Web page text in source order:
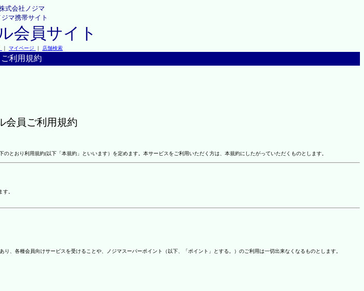
式会社ノジマ
ジマ携帯サイト
会員サイト
｜ マイページ ｜ 店舗検索
ご利用規約
会員ご利用規約
おり利用規約(以下「本規約」といいます）を定めます。本サービスをご利用いただく方は、本規約にしたがっていただくものとします。
。
各種会員向けサービスを受けることや、ノジマスーパーポイント（以下、「ポイント」とする。）のご利用は一切出来なくなるものとします。